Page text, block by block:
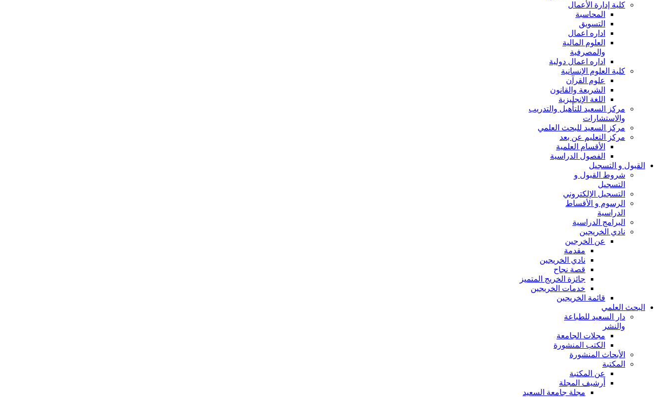
كلية إدارة الأعمال
المحاسبة
التسويق
اداره اعمال
العلوم المالية
والمصرفية
اداره اعمال دولية
كلية العلوم الإنسانية
علوم القرآن
الشريعة والقانون
اللغة الإنجليزية
مركز السعيد للتأهيل والتدريب
والاستشارات
مركز السعيد للبحث العلمي
مركز التعليم عن بعد
الأقسام العلمية
الفصول الدراسية
القبول و التسجيل
شروط القبول و
التسجيل
التسجيل الإلكتروني
الرسوم و الأقساط
الدراسية
البرامج الدراسية
نادي الخريجين
عن الخرجين
مقدمة
نادي الخريجين
قصة نجاح
جائزة الخريج المتميز
خدمات الخريجين
قائمة الخريجين
البحث العلمي
دار السعيد للطباعة
والنشر
مجلات الجامعة
الكتب المنشورة
الأبحاث المنشورة
المكتبة
عن المكتبة
أرشيف المجلة
مجلة جامعة السعيد